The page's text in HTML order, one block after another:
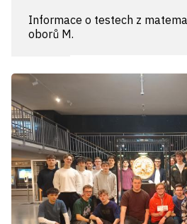
Informace o testech z
oborů M.